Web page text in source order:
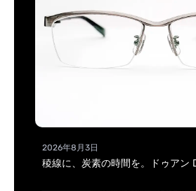
2026年8月3日
稜線に、炭素の時間を。ドゥアン